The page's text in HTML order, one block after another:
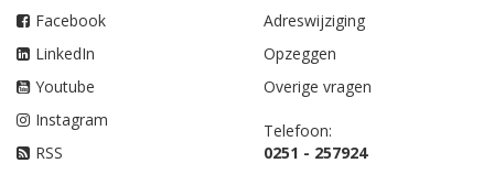
Facebook
LinkedIn
Youtube
Instagram
RSS
Adreswijziging
Opzeggen
Overige vragen
Telefoon:
0251 - 257924